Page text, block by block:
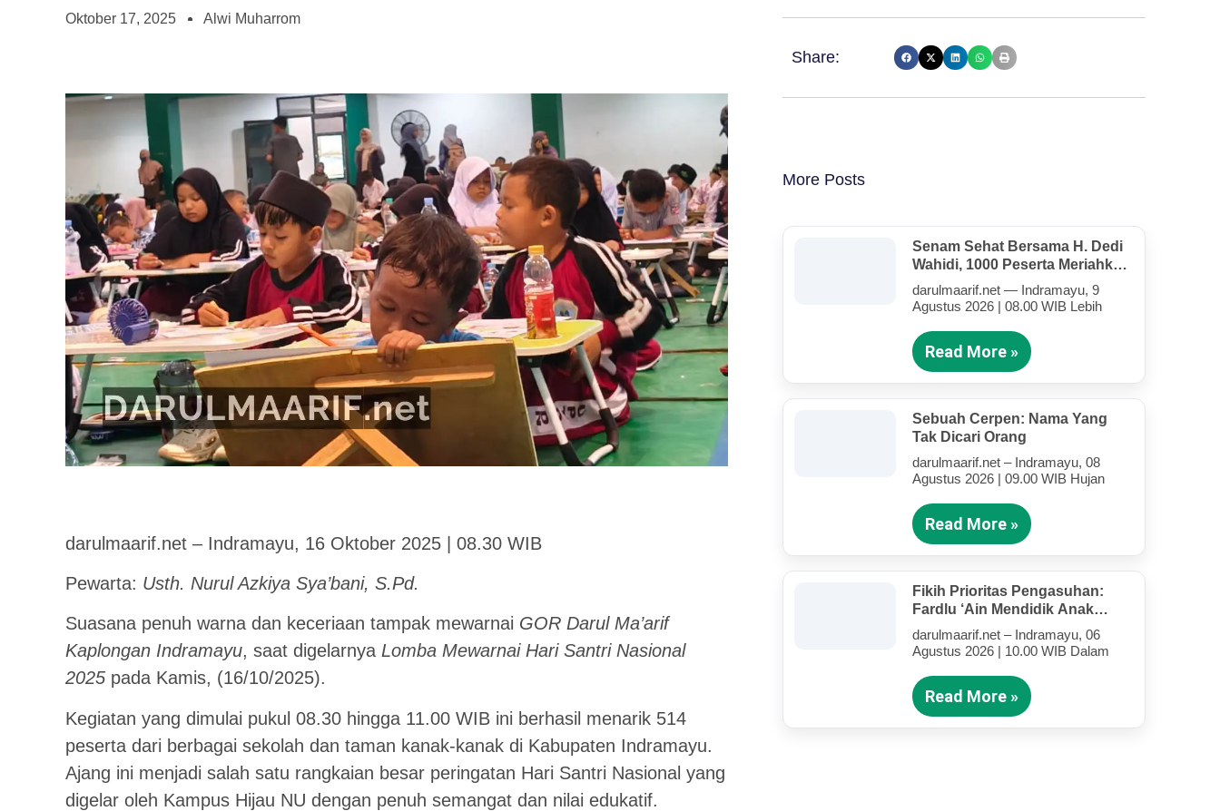
Oktober 17, 2025 Alwi Muharrom
darulmaarif.net – Indramayu, 16 Oktober 2025 | 08.30 WIB
Pewarta: Usth. Nurul Azkiya Sya’bani, S.Pd.
Suasana penuh warna dan keceriaan tampak mewarnai GOR Darul Ma’arif
Kaplongan Indramayu, saat digelarnya Lomba Mewarnai Hari Santri Nasional
2025 pada Kamis, (16/10/2025).
Kegiatan yang dimulai pukul 08.30 hingga 11.00 WIB ini berhasil menarik 514
peserta dari berbagai sekolah dan taman kanak-kanak di Kabupaten Indramayu.
Ajang ini menjadi salah satu rangkaian besar peringatan Hari Santri Nasional yang
digelar oleh Kampus Hijau NU dengan penuh semangat dan nilai edukatif.
Share:
More Posts
Senam Sehat Bersama H. Dedi
Wahidi, 1000 Peserta Meriahkan
Lapangan Hijau Darul Ma’arif
darulmaarif.net — Indramayu, 9
Agustus 2026 | 08.00 WIB Lebih
Read More »
Sebuah Cerpen: Nama Yang
Tak Dicari Orang
darulmaarif.net – Indramayu, 08
Agustus 2026 | 09.00 WIB Hujan
Read More »
Fikih Prioritas Pengasuhan:
Fardlu ‘Ain Mendidik Anak
Kandung Di Tengah Kesibukan
Mengajar
darulmaarif.net – Indramayu, 06
Agustus 2026 | 10.00 WIB Dalam
Read More »